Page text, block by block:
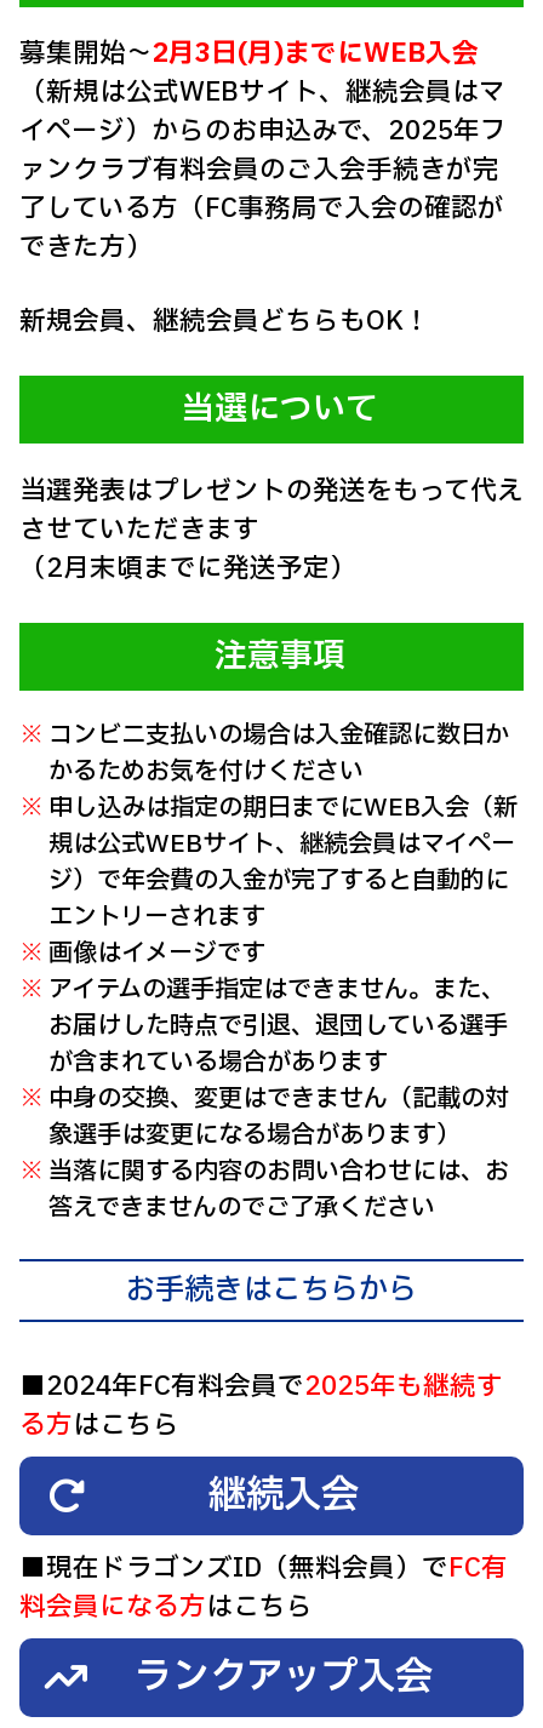
募集開始～2月3日(月)までにWEB入会
（新規は公式WEBサイト、継続会員はマ
イページ）からのお申込みで、2025年フ
ァンクラブ有料会員のご入会手続きが完
了している方（FC事務局で入会の確認が
できた方）
新規会員、継続会員どちらもOK！
当選について
当選発表はプレゼントの発送をもって代え
させていただきます
（2月末頃までに発送予定）
注意事項
コンビニ支払いの場合は入金確認に数日か
かるためお気を付けください
申し込みは指定の期日までにWEB入会（新
規は公式WEBサイト、継続会員はマイペー
ジ）で年会費の入金が完了すると自動的に
エントリーされます
画像はイメージです
アイテムの選手指定はできません。また、
お届けした時点で引退、退団している選手
が含まれている場合があります
中身の交換、変更はできません（記載の対
象選手は変更になる場合があります）
当落に関する内容のお問い合わせには、お
答えできませんのでご了承ください
お手続きはこちらから
■2024年FC有料会員で2025年も継続す
る方はこちら
継続入会
■現在ドラゴンズID（無料会員）でFC有
料会員になる方はこちら
ランクアップ入会